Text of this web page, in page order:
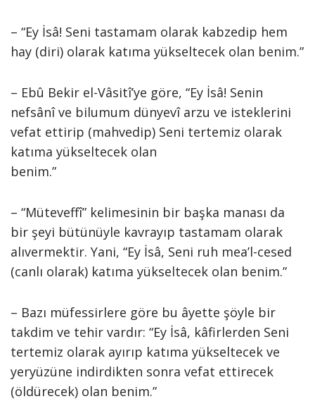
– “Ey İsâ! Seni tastamam olarak kabzedip hem
hay (diri) olarak katıma yükseltecek olan benim.”
– Ebû Bekir el-Vâsitî’ye göre, “Ey İsâ! Senin
nefsânî ve bilumum dünyevî arzu ve isteklerini
vefat ettirip (mahvedip) Seni tertemiz olarak
katıma yükseltecek olan
benim.”
– “Müteveffî” kelimesinin bir başka manası da
bir şeyi bütünüyle kavrayıp tastamam olarak
alıvermektir. Yani, “Ey İsâ, Seni ruh mea’l-cesed
(canlı olarak) katıma yükseltecek olan benim.”
– Bazı müfessirlere göre bu âyette şöyle bir
takdim ve tehir vardır: “Ey İsâ, kâfirlerden Seni
tertemiz olarak ayırıp katıma yükseltecek ve
yeryüzüne indirdikten sonra vefat ettirecek
(öldürecek) olan benim.”